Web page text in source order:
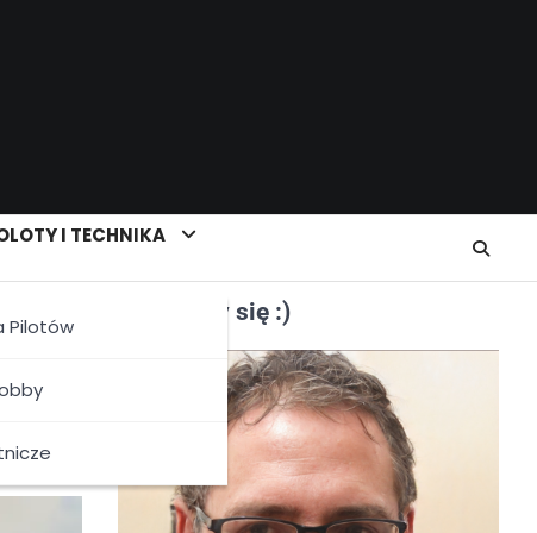
I TECHNIKA
Pilotów Poznajmy się :)